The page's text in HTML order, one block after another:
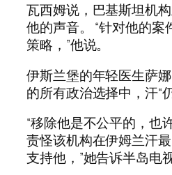
瓦西姆说，巴基斯坦机
他的声音。 “针对他的
策略，”他说。
伊斯兰堡的年轻医生萨
的所有政治选择中，汗“
“移除他是不公平的，也
责怪该机构在伊姆兰汗
支持他，”她告诉半岛电视